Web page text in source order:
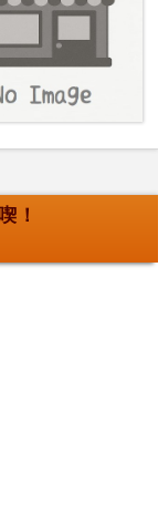
！